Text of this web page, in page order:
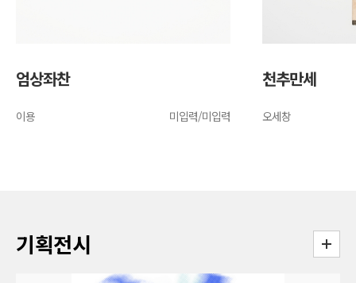
엄상좌찬
이용 미입력/미입력
천추만세
오세창
기획전시